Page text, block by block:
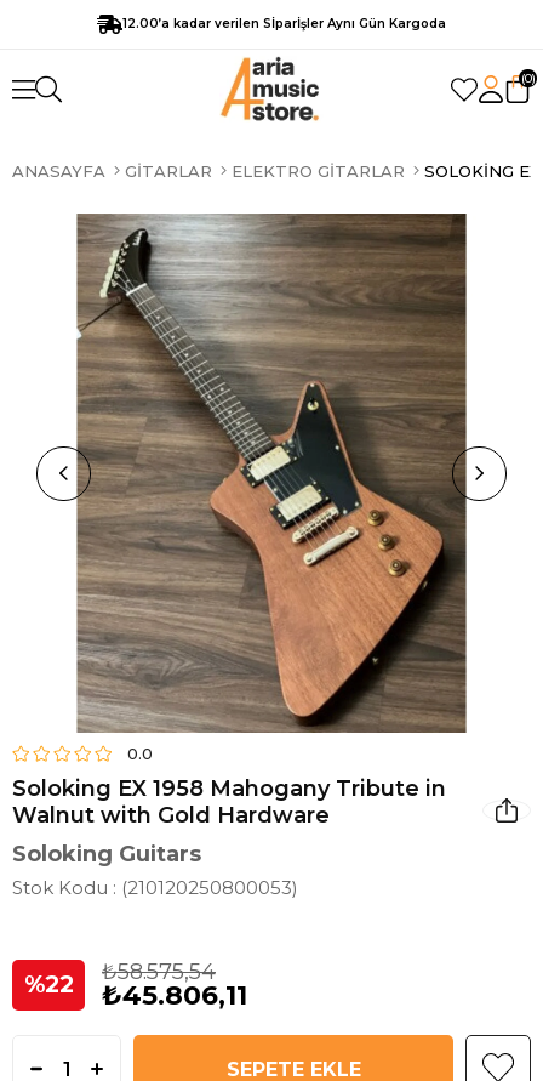
12.00’a kadar verilen Sİparİşler Aynı Gün Kargoda
0
ANASAYFA GITARLAR ELEKTRO GITARLAR
0.0
Soloking EX 1958 Mahogany Tribute in
Walnut with Gold Hardware
Soloking Guitars
Stok Kodu (210120250800053)
22 ₺58.575,54
₺45.806,11